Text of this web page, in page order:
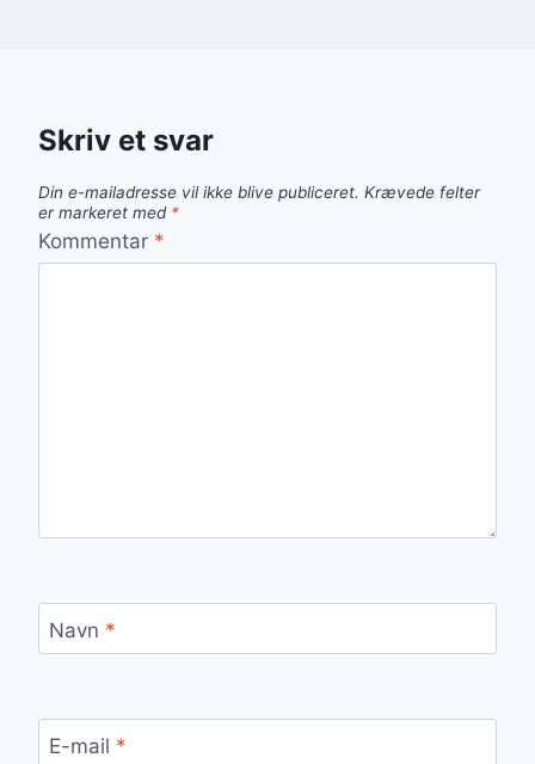
Skriv et svar
Din e-mailadresse vil ikke blive publiceret. Krævede felter
er markeret med *
Kommentar *
Navn *
E-mail *